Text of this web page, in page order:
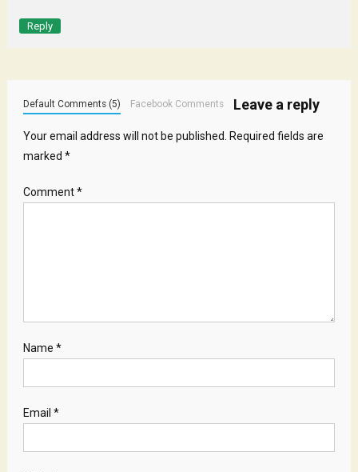
Reply
Leave a reply
Default Comments (5) Facebook Comments
Your email address will not be published.
Required fields are
marked *
Comment*
Name *
Email *